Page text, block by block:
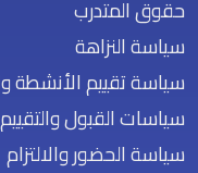
حقوق المتدرب
سياسة النزاهة
سياسة تقييم الأنشطة
سياسات القبول والتقييم
سياسة الحضور والالتزام